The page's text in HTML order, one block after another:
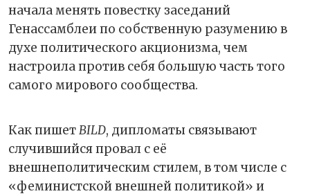
начала менять повестку заседаний
Генассамблеи по собственную разумению в
духе политического акционизма, чем
настроила против себя большую часть того
самого мирового сообщества.
Как пишетBILD, дипломаты связывают
случившийся провал с её
внешнеполитическим стилем, в том числе с
«феминистской внешней политикой» и